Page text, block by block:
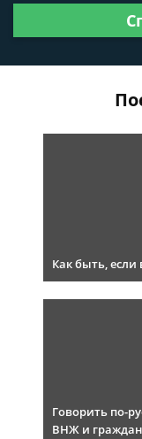
Как быть, если
Говорить по-
ВНЖ и